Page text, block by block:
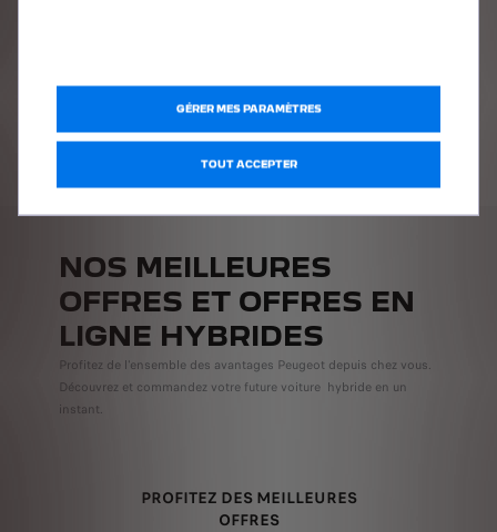
NOS MEILLEURES
OFFRES ET OFFRES EN
LIGNE HYBRIDES
Profitez de l'ensemble des avantages Peugeot depuis chez vous.
Découvrez et commandez votre future voiture hybride en un
instant.
PROFITEZ DES MEILLEURES
OFFRES
GÉRER MES PARAMÈTRES
TOUT ACCEPTER